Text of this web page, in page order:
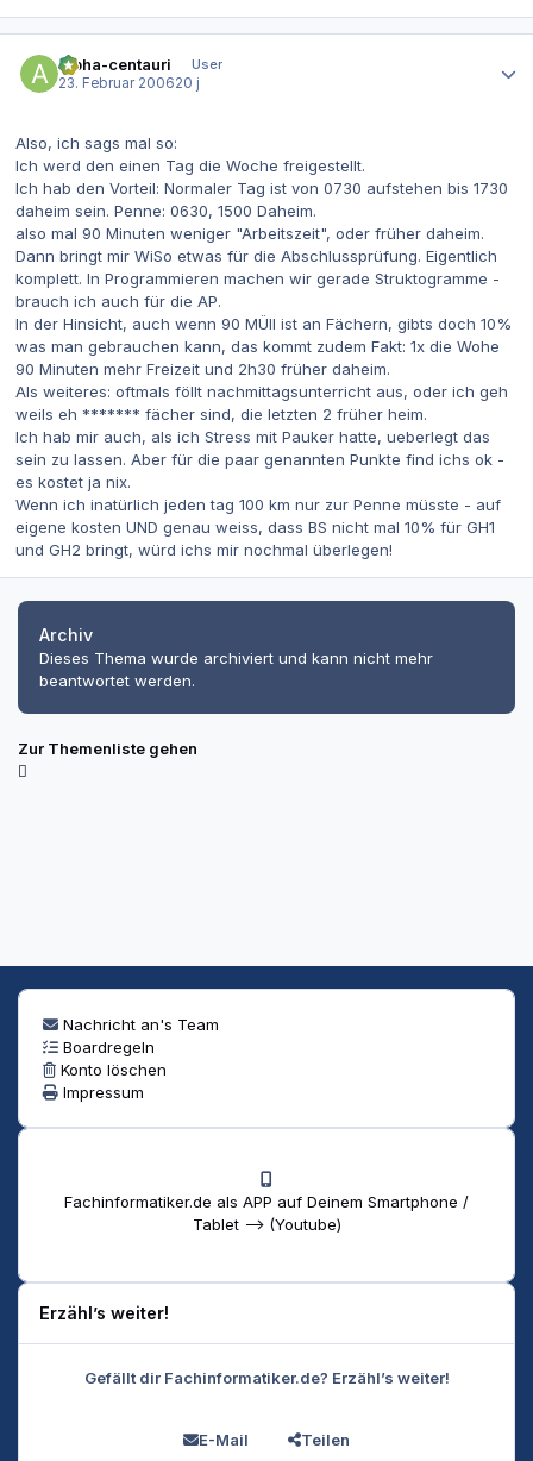
alpha-centauri
User
23. Februar 200620 j
Also, ich sags mal so:
Ich werd den einen Tag die Woche freigestellt.
Ich hab den Vorteil: Normaler Tag ist von 0730 aufstehen bis 1730
daheim sein. Penne: 0630, 1500 Daheim.
also mal 90 Minuten weniger "Arbeitszeit", oder früher daheim.
Dann bringt mir WiSo etwas für die Abschlussprüfung. Eigentlich
komplett. In Programmieren machen wir gerade Struktogramme -
brauch ich auch für die AP.
In der Hinsicht, auch wenn 90 MÜll ist an Fächern, gibts doch 10%
was man gebrauchen kann, das kommt zudem Fakt: 1x die Wohe
90 Minuten mehr Freizeit und 2h30 früher daheim.
Als weiteres: oftmals föllt nachmittagsunterricht aus, oder ich geh
weils eh ******* fächer sind, die letzten 2 früher heim.
Ich hab mir auch, als ich Stress mit Pauker hatte, ueberlegt das
sein zu lassen. Aber für die paar genannten Punkte find ichs ok -
es kostet ja nix.
Wenn ich inatürlich jeden tag 100 km nur zur Penne müsste - auf
eigene kosten UND genau weiss, dass BS nicht mal 10% für GH1
und GH2 bringt, würd ichs mir nochmal überlegen!
Archiv
Dieses Thema wurde archiviert und kann nicht mehr
beantwortet werden.
Zur Themenliste gehen
Nachricht an's Team
Boardregeln
Konto löschen
Impressum
Fachinformatiker.de als APP auf Deinem Smartphone /
Tablet --> (Youtube)
Erzähl’s weiter!
Gefällt dir Fachinformatiker.de? Erzähl’s weiter!
E-Mail Teilen